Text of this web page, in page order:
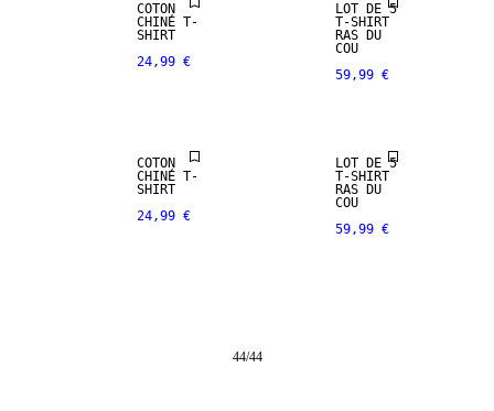
COTON
CHINÉ T-
SHIRT
24,99 €
LOT DE 5
T-SHIRT
RAS DU
COU
59,99 €
COTON
CHINÉ T-
SHIRT
24,99 €
LOT DE 5
T-SHIRT
RAS DU
COU
59,99 €
44/44